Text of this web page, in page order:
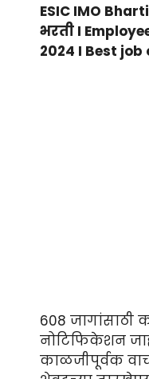
ESIC IMO
भरती I
2024 I Best
608 जागांसाठी
नोटिफिकेशन
काळजीपूर्वक